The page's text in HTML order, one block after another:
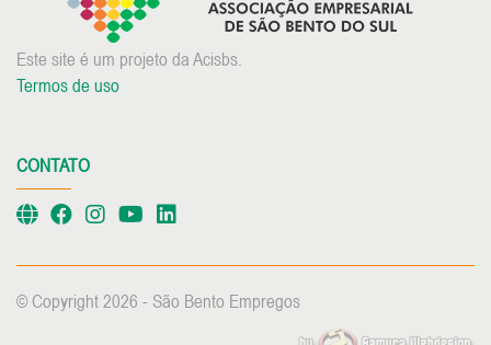
Este site é um projeto da Acisbs.
Termos de uso
CONTATO
© Copyright 2026 - São Bento Empregos